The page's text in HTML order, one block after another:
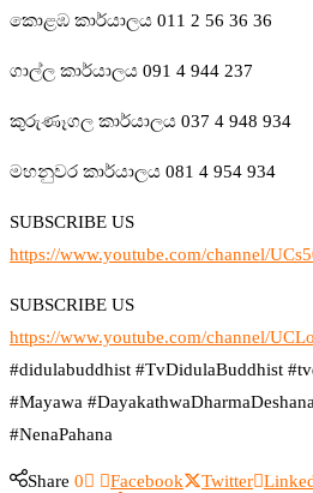
කොළඹ කාර්යාලය 011 2 56 36 36
ගාල්ල කාර්යාලය 091 4 944 237
කුරුණෑගල කාර්යාලය 037 4 948 934
මහනුවර කාර්යාලය 081 4 954 934
SUBSCRIBE US
https://www.youtube.com/channel/
SUBSCRIBE US
https://www.youtube.com/channel/
#didulabuddhist #TvDidulaBuddhist
#Mayawa
#NenaPahana
Share 0 Facebook Twitter